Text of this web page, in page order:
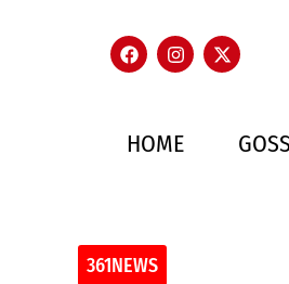
HOME
361NEWS